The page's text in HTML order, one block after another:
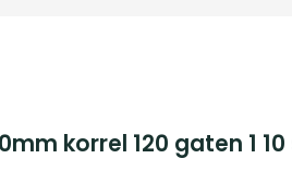
korrel 120 gaten 1